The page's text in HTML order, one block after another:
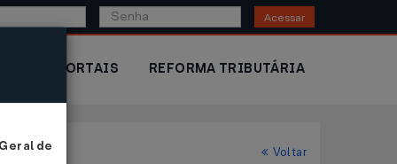
Acessar
PORTAIS REFORMA TRIBUTÁRIA
Voltar
de